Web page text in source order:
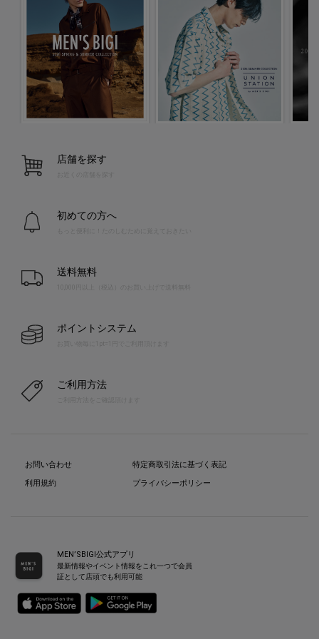
店舗を探す
お近くの店舗を探す
初めての方へ
送料無料
10,000円以上（税込）のお買い上げで送料無料
ポイントシステム
お買い物毎に1pt=1円でご利用頂けます
ご利用方法
お問い合わせ
利用規約
特定商取引法に基づく表記
プライバシーポリシー
MEN’SBIGI公式アプリ
最新情報やイベント情報をこれ一つで会員
証として店頭でも利用可能